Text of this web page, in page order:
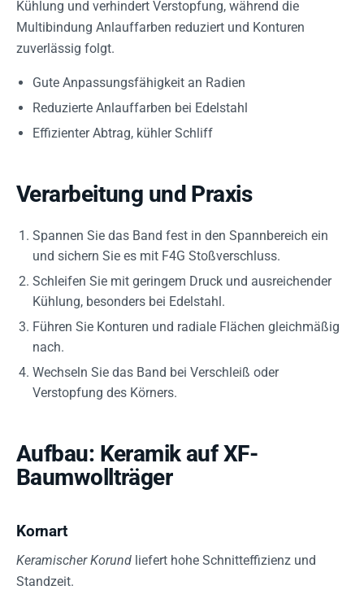
Kühlung und verhindert Verstopfung, während die
Multibindung Anlauffarben reduziert und Konturen
zuverlässig folgt.
Gute Anpassungsfähigkeit an Radien
Reduzierte Anlauffarben bei Edelstahl
Effizienter Abtrag, kühler Schliff
Verarbeitung und Praxis
Spannen Sie das Band fest in den Spannbereich ein
und sichern Sie es mit F4G Stoßverschluss.
Schleifen Sie mit geringem Druck und ausreichender
Kühlung, besonders bei Edelstahl.
Führen Sie Konturen und radiale Flächen gleichmäßig
nach.
Wechseln Sie das Band bei Verschleiß oder
Verstopfung des Körners.
Aufbau: Keramik auf XF-
Baumwollträger
Kornart
Keramischer Korund liefert hohe Schnitteffizienz und
Standzeit.